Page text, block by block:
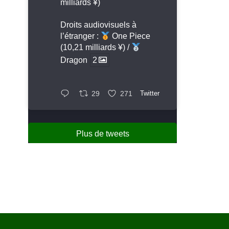
milliards ¥)
Droits audiovisuels à
l’étranger :
One Piece
(10,21 milliards ¥) /
Dragon
2
29 271 Twitter
Plus de tweets